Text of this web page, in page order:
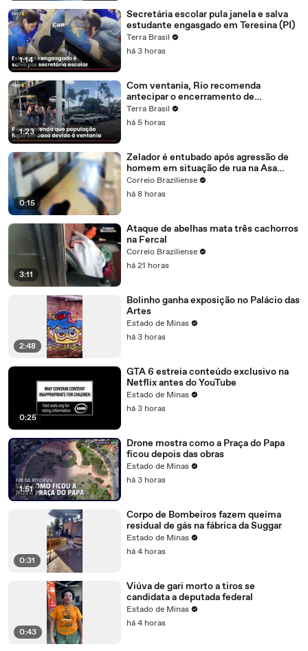
1:14
Secretária escolar pula janela e salva
estudante engasgado em Teresina (PI)
Terra Brasil
há 3 horas
1:23
Com ventania, Rio recomenda
antecipar o encerramento de
atividades não essenciais
Terra Brasil
há 5 horas
0:15
Zelador é entubado após agressão de
homem em situação de rua na Asa
Norte
Correio Braziliense
há 8 horas
3:11
Ataque de abelhas mata três cachorros
na Fercal
Correio Braziliense
há 21 horas
2:48
Bolinho ganha exposição no Palácio das
Artes
Estado de Minas
há 3 horas
0:25
GTA 6 estreia conteúdo exclusivo na
Netflix antes do YouTube
Estado de Minas
há 3 horas
1:51
Drone mostra como a Praça do Papa
ficou depois das obras
Estado de Minas
há 3 horas
0:31
Corpo de Bombeiros fazem queima
residual de gás na fábrica da Suggar
Estado de Minas
há 4 horas
0:43
Viúva de gari morto a tiros se
candidata a deputada federal
Estado de Minas
há 4 horas